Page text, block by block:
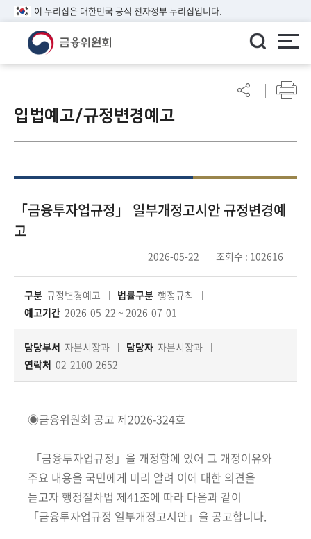
이 누리집은 대한민국 공식 전자정부 누리집입니다.
린
이알
참
여
마
정
책
정
입법예고/규정변경예고
「금융투자업규정」 일부개정고시안 규정변경예
고
2026-05-22 조회수 : 102616
구분 규정변경예고 법률구분 행정규칙
예고기간 2026-05-22 ~ 2026-07-01
담당부서 자본시장과 담당자 자본시장과
연락처 02-2100-2652
◉금융위원회 공고 제2026-324호
「금융투자업규정」을 개정함에 있어 그 개정이유와
주요 내용을 국민에게 미리 알려 이에 대한 의견을
듣고자 행정절차법 제41조에 따라 다음과 같이
「금융투자업규정 일부개정고시안」을 공고합니다.